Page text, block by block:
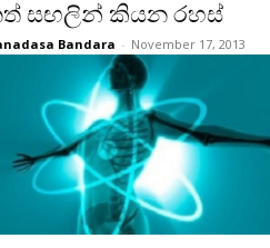
සඟලින් කියන රහස්‌
Bandara - November 17, 2013